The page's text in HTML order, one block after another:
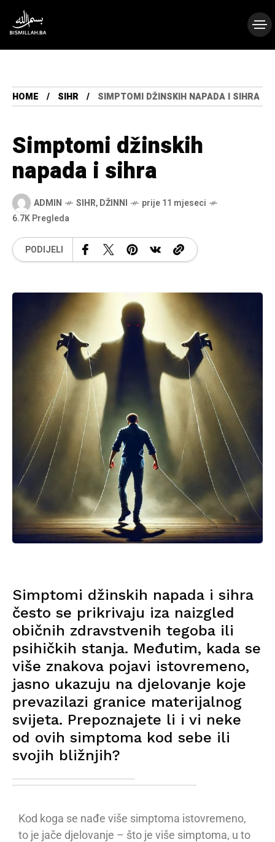
HOME SIHR SIMPTOMI DŽINSKIH NAPADA I SIHRA
Simptomi džinskih
napada i sihra
ADMIN SIHR,DŽINNI
prije 11 mjeseci
6.7K Pregleda
PODIJELI
Simptomi džinskih napada i sihra
često se prikrivaju iza naizgled
običnih zdravstvenih tegoba ili
psihičkih stanja. Međutim, kada se
više znakova pojavi istovremeno,
jasno ukazuju na djelovanje koje
prevazilazi granice materijalnog
svijeta. Prepoznajete li i vi neke
od ovih simptoma kod sebe ili
svojih bližnjih?
Kod koga se nađe više simptoma istovremeno,
to je jače djelovanje – što je više simptoma, u to